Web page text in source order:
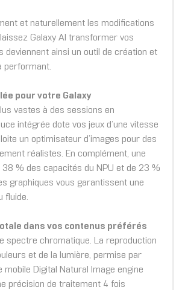
et naturellement les modifications
Galaxy AI transformer vos
deviennent ainsi un outil de création et
performant.
pour votre Galaxy
vastes à des sessions en
intégrée dote vos jeux d’une vitesse
un optimisateur d’images pour des
réalistes. En complément, une
38 % des capacités du NPU et de 23 %
graphiques vous garantissent une
fluide.
dans vos contenus préférés
spectre chromatique. La reproduction
et de la lumière, permise par
mobile Digital Natural Image engine
précision de traitement 4 fois